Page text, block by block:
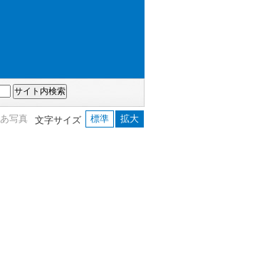
文字サイズ 標準 拡大
写真